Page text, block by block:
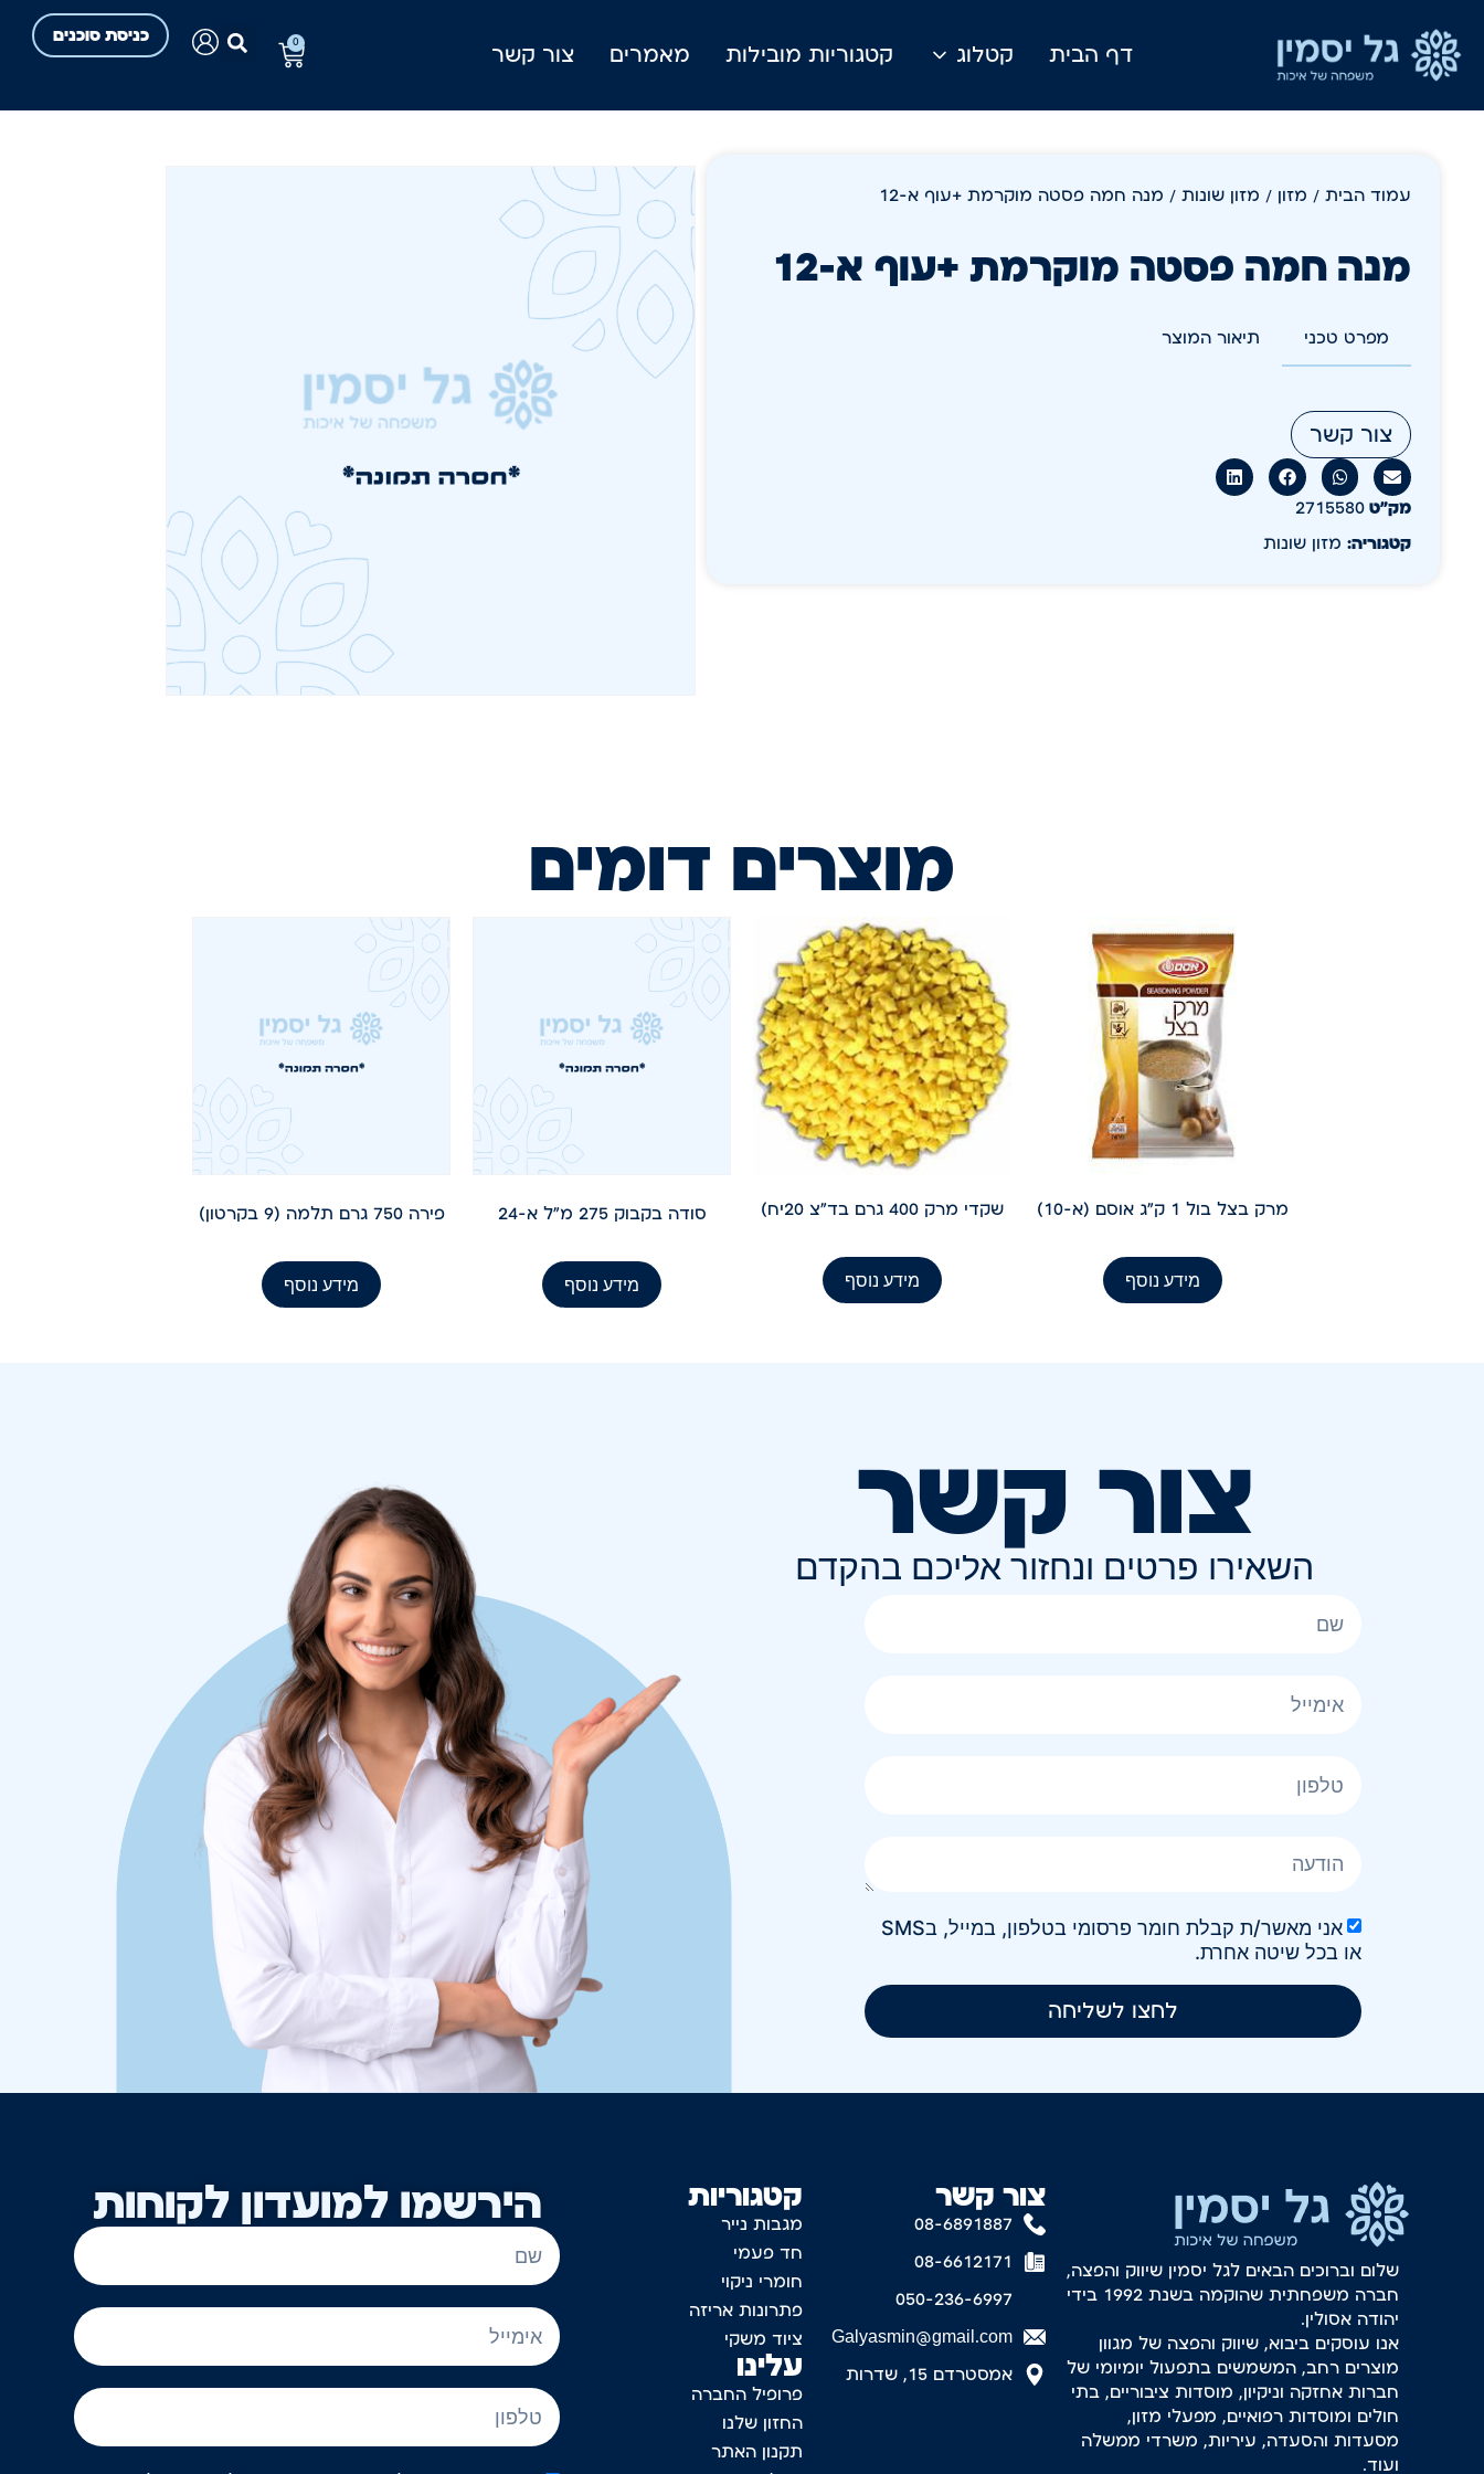
דף הבית קטלוג קטגוריות מובילות מאמרים צור קשר
כניסת סוכנים 0
עמוד הבית / מזון / מזון שונות / מנה חמה פסטה מוקרמת +עוף א-12
מנה חמה פסטה מוקרמת +עוף א-12
מפרט טכני תיאור המוצר
צור קשר
מק״ט 2715580
קטגוריה: מזון שונות
מוצרים דומים
מרק בצל בול 1 ק"ג אוסם (א-10)
מידע נוסף
שקדי מרק 400 גרם בד"צ 20יח)
מידע נוסף
סודה בקבוק 275 מ"ל א-24
מידע נוסף
פירה 750 גרם תלמה (9 בקרטון)
מידע נוסף
צור קשר
השאירו פרטים ונחזור אליכם בהקדם
אני מאשר/ת קבלת חומר פרסומי בטלפון, במייל, בSMS
או בכל שיטה אחרת.
לחצו לשליחה
הירשמו למועדון לקוחות קטגוריות
מגבות נייר
חד פעמי
חומרי ניקוי
פתרונות אריזה
ציוד משקי
עלינו
פרופיל החברה
החזון שלנו
תקנון האתר
צור קשר
08-6891887
08-6612171
050-236-6997
Galyasmin@gmail.com
אמסטרדם 15, שדרות
שלום וברוכים הבאים לגל יסמין שיווק והפצה,
חברה משפחתית שהוקמה בשנת 1992 בידי
יהודה אסולין.
אנו עוסקים ביבוא, שיווק והפצה של מגוון
מוצרים רחב, המשמשים בתפעול יומיומי של
חברות אחזקה וניקיון, מוסדות ציבוריים, בתי
חולים ומוסדות רפואיים, מפעלי מזון,
מסעדות והסעדה, עיריות, משרדי ממשלה
ועוד.